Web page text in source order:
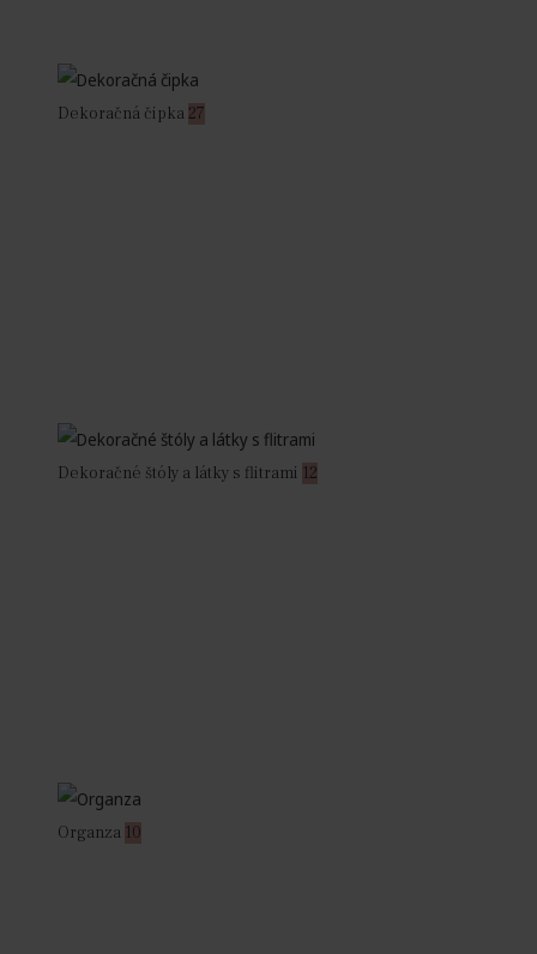
Dekoračná čipka 27
Dekoračné štóly a látky s flitrami 12
Organza 10